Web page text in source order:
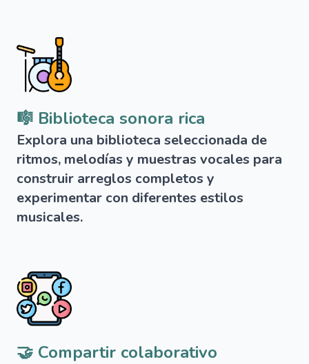
🎼 Biblioteca sonora rica
Explora una biblioteca seleccionada de
ritmos, melodías y muestras vocales para
construir arreglos completos y
experimentar con diferentes estilos
musicales.
🤝 Compartir colaborativo